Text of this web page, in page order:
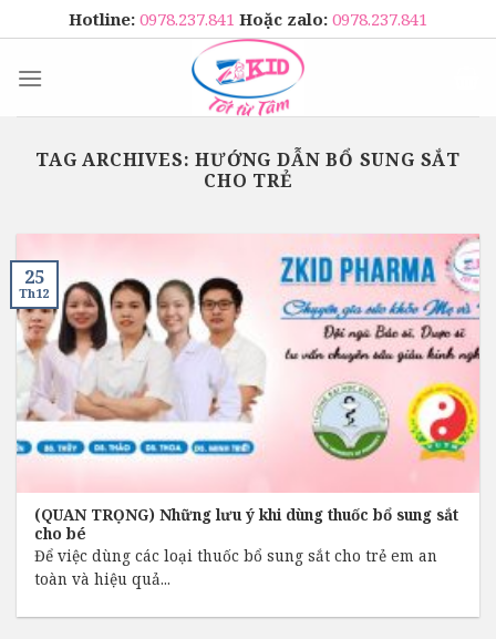
to
content
Hotline: 0978.237.841 Hoặc zalo: 0978.237.841
TAG ARCHIVES:HƯỚNG DẪN BỔ SUNG SẮT
CHO TRẺ
(QUAN TRỌNG) Những lưu ý khi dùng thuốc bổ sung sắt
cho bé
Để việc dùng các loại thuốc bổ sung sắt cho trẻ em an
toàn và hiệu quả...
25
Th12